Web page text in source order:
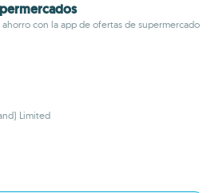
ahorro con la app de ofertas de supermercado
Limited